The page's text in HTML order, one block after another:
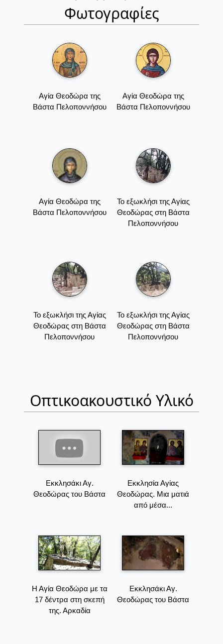
Φωτογραφίες
Αγία Θεοδώρα της
Βάστα Πελοποννήσου
Αγία Θεοδώρα της
Βάστα Πελοποννήσου
Αγία Θεοδώρα της
Βάστα Πελοποννήσου
Το εξωκλήσι της Αγίας
Θεοδώρας στη Βάστα
Πελοποννήσου
Το εξωκλήσι της Αγίας
Θεοδώρας στη Βάστα
Πελοποννήσου
Το εξωκλήσι της Αγίας
Θεοδώρας στη Βάστα
Πελοποννήσου
Οπτικοακουστικό Υλικό
Εκκλησάκι Αγ.
Θεοδώρας του Βάστα
Εκκλησία Αγίας
Θεοδώρας. Μια ματιά
από μέσα...
Η Αγία Θεοδώρα με τα
17 δέντρα στη σκεπή
της. Αρκαδία
Εκκλησάκι Αγ.
Θεοδώρας του Βάστα